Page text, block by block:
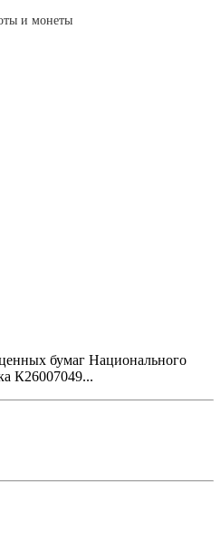
и монеты
бумаг Национального
К26007049...